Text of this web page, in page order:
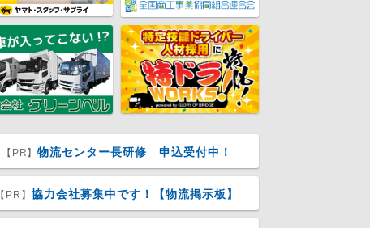
【PR】物流センター長研修 申込受付中！
【PR】 協力会社募集中です！【物流掲示板】